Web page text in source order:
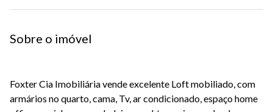
Sobre o imóvel
Foxter Cia Imobiliária vende excelente Loft mobiliado, com
armários no quarto, cama, Tv, ar condicionado, espaço home